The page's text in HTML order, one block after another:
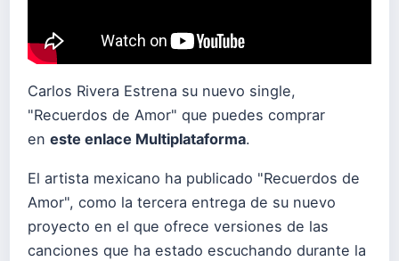
Carlos Rivera Estrena su nuevo single,
"Recuerdos de Amor" que puedes comprar
en este enlace Multiplataforma.
El artista mexicano ha publicado "Recuerdos de
Amor", como la tercera entrega de su nuevo
proyecto en el que ofrece versiones de las
canciones que ha estado escuchando durante la